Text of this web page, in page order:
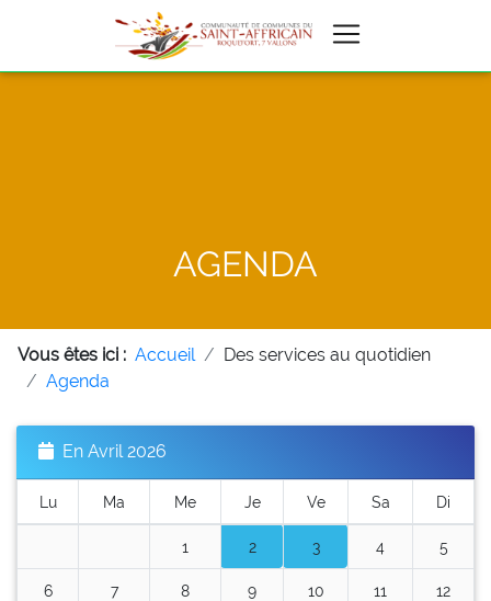
AGENDA
Vous êtes ici : Accueil
Des services au quotidien
Agenda
En Avril 2026
Lu Ma Me Je Ve Sa Di
1 2 3 4 5
6 7 8 9 10 11 12